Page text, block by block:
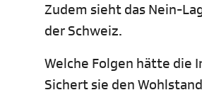
Zudem sieht das Nein-
der Schweiz.
Welche Folgen hätte die
Sichert sie den